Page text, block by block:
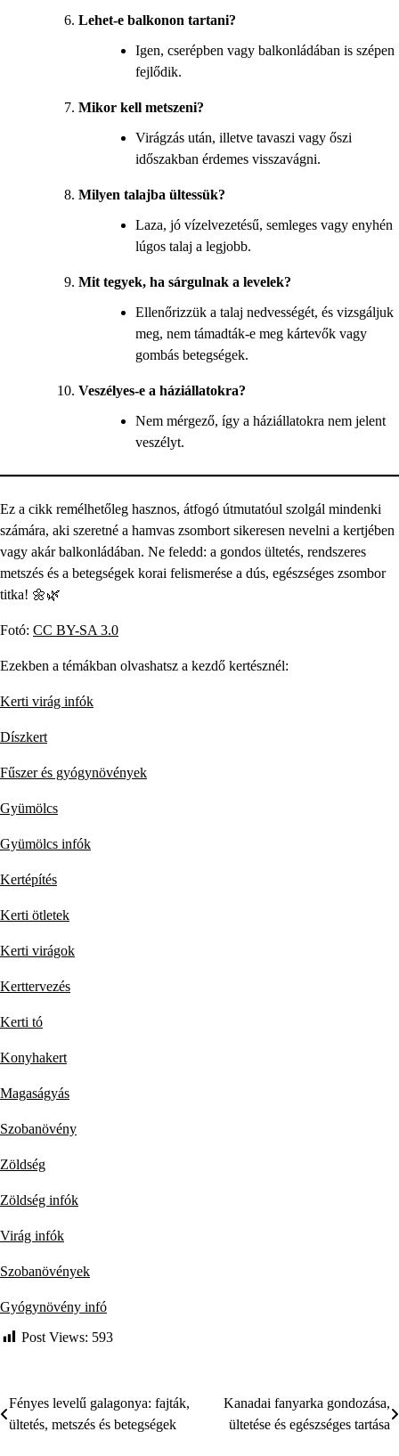
Lehet-e balkonon tartani?
Igen, cserépben vagy balkonládában is szépen
fejlődik.
Mikor kell metszeni?
Virágzás után, illetve tavaszi vagy őszi
időszakban érdemes visszavágni.
Milyen talajba ültessük?
Laza, jó vízelvezetésű, semleges vagy enyhén
lúgos talaj a legjobb.
Mit tegyek, ha sárgulnak a levelek?
Ellenőrizzük a talaj nedvességét, és vizsgáljuk
meg, nem támadták-e meg kártevők vagy
gombás betegségek.
Veszélyes-e a háziállatokra?
Nem mérgező, így a háziállatokra nem jelent
veszélyt.
Ez a cikk remélhetőleg hasznos, átfogó útmutatóul szolgál mindenki
számára, aki szeretné a hamvas zsombort sikeresen nevelni a kertjében
vagy akár balkonládában. Ne feledd: a gondos ültetés, rendszeres
metszés és a betegségek korai felismerése a dús, egészséges zsombor
titka! 🌼🌿
Fotó: CC BY-SA 3.0
Ezekben a témákban olvashatsz a kezdő kertésznél:
Kerti virág infók
Díszkert
Fűszer és gyógynövények
Gyümölcs
Gyümölcs infók
Kertépítés
Kerti ötletek
Kerti virágok
Kerttervezés
Kerti tó
Konyhakert
Magaságyás
Szobanövény
Zöldség
Zöldség infók
Virág infók
Szobanövények
Gyógynövény infó
Post Views: 593
Bejegyzés
Fényes levelű galagonya: fajták,
ültetés, metszés és betegségek
Kanadai fanyarka gondozása,
ültetése és egészséges tartása